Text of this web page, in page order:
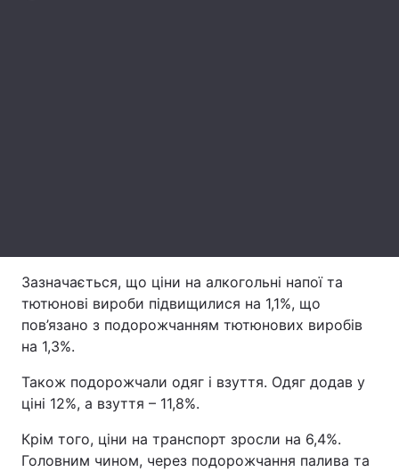
Тема оформлення
Зазначається, що ціни на алкогольні напої та
тютюнові вироби підвищилися на 1,1%, що
пов’язано з подорожчанням тютюнових виробів
на 1,3%.
Також подорожчали одяг і взуття. Одяг додав у
ціні 12%, а взуття – 11,8%.
Крім того, ціни на транспорт зросли на 6,4%.
Головним чином, через подорожчання палива та